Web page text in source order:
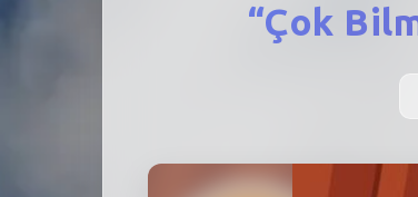
“Çok